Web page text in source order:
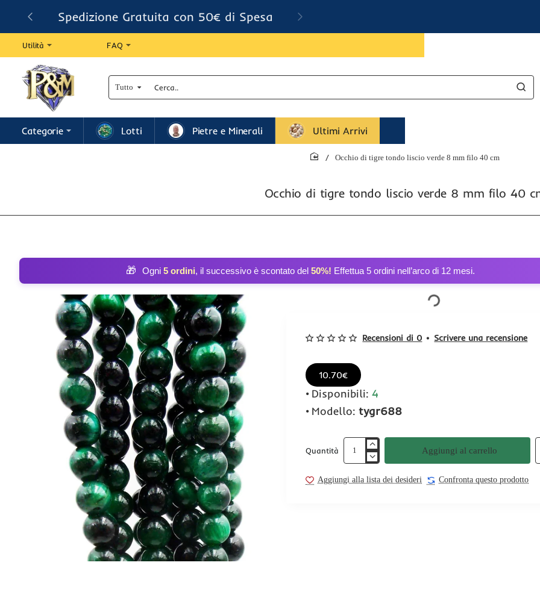
Spedizione Gratuita con 50€ di Spesa
Utilità FAQ
Tutto
Cerca..
Categorie Lotti Pietre e Minerali Ultimi Arrivi
Occhio di tigre tondo liscio verde 8 mm filo 40
Occhio di tigre tondo liscio verde 8 mm filo 40 cm
🎁 Ogni 5 ordini, il successivo è scontato del 50%! Effettua 5 ordini nell’arco di 12 mesi.
Recensioni di 0 • Scrivere una recensione
10.70€
Disponibili: 4
Modello: tygr688
Quantità Aggiungi al carrello
Aggiungi alla lista dei desideri Confronta questo prodotto